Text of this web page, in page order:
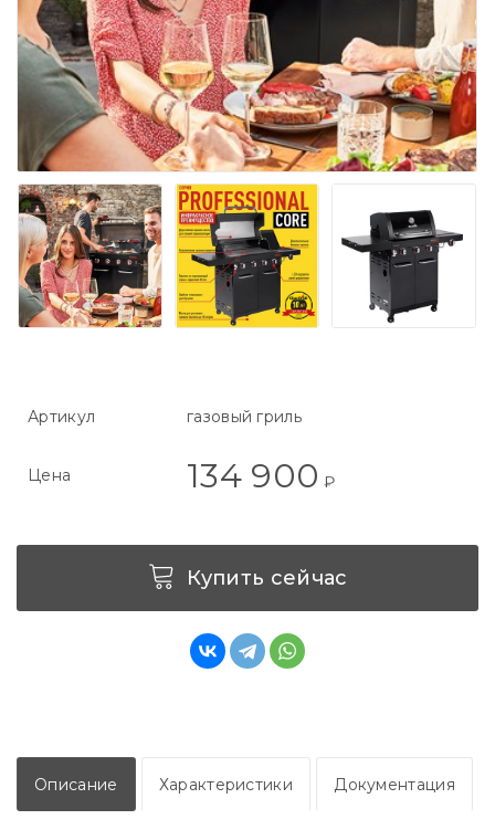
Артикул газовый гриль
Цена 134 900 ₽
Купить сейчас
Описание Характеристики Документация